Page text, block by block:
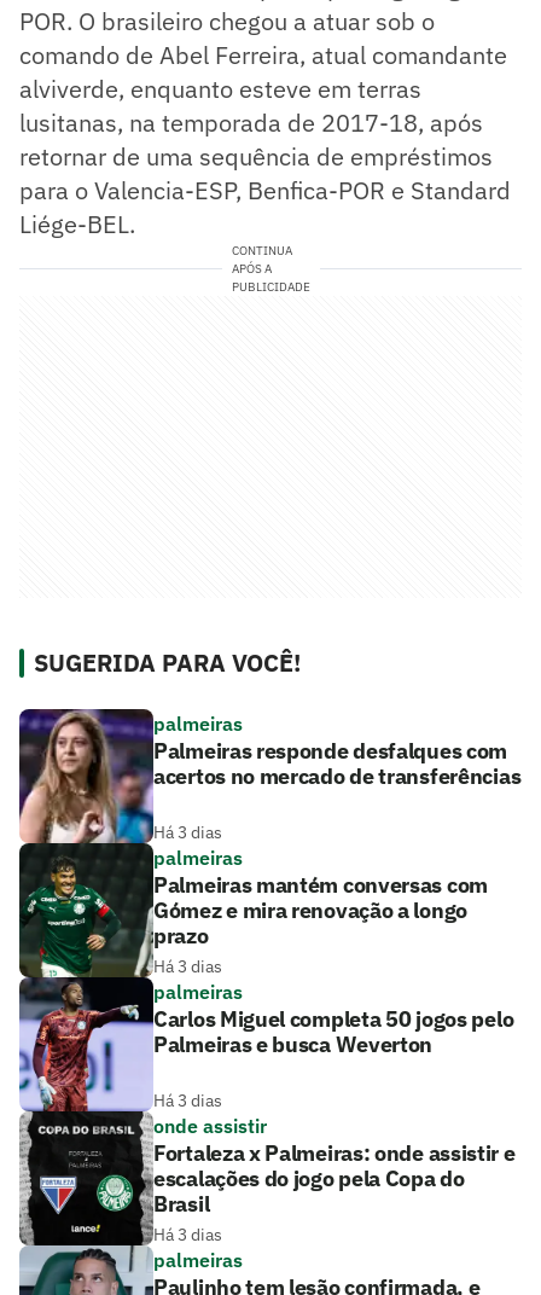
POR. O brasileiro chegou a atuar sob o
comando de Abel Ferreira, atual comandante
alviverde, enquanto esteve em terras
lusitanas, na temporada de 2017-18, após
retornar de uma sequência de empréstimos
para o Valencia-ESP, Benfica-POR e Standard
Liége-BEL.
CONTINUA
APÓS A
PUBLICIDADE
SUGERIDA PARA VOCÊ!
palmeiras
Palmeiras responde desfalques com
acertos no mercado de transferências
Há 3 dias
palmeiras
Palmeiras mantém conversas com
Gómez e mira renovação a longo
prazo
Há 3 dias
palmeiras
Carlos Miguel completa 50 jogos pelo
Palmeiras e busca Weverton
Há 3 dias
onde assistir
Fortaleza x Palmeiras: onde assistir e
escalações do jogo pela Copa do
Brasil
Há 3 dias
palmeiras
Paulinho tem lesão confirmada, e